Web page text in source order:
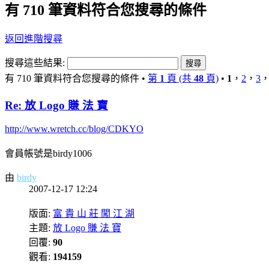
有 710 筆資料符合您搜尋的條件
返回進階搜尋
搜尋這些結果:
有 710 筆資料符合您搜尋的條件 • 第 1 頁 (共 48 頁) • 1 ， 2 ， 3 ，
Re: 放 Logo 賺 法 寶
http://www.wretch.cc/blog/CDKYO
會員帳號是birdy1006
由 birdy
2007-12-17 12:24
版面: 富 貴 山 莊 闖 江 湖
主題: 放 Logo 賺 法 寶
回覆: 90
觀看: 194159